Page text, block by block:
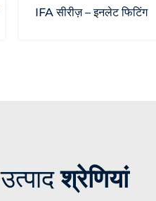
IFA सीरीज़ – इनलेट फिटिंग
उत्पादश्रेणियां